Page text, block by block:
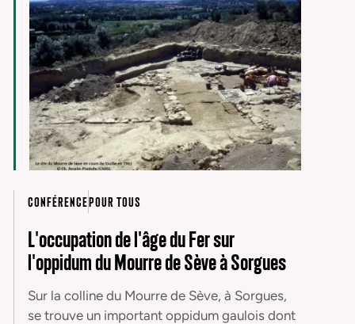
CONFÉRENCEPOUR TOUS
L'occupation de l'âge du Fer sur
l'oppidum du Mourre de Sève à Sorgues
Sur la colline du Mourre de Sève, à Sorgues,
se trouve un important oppidum gaulois dont